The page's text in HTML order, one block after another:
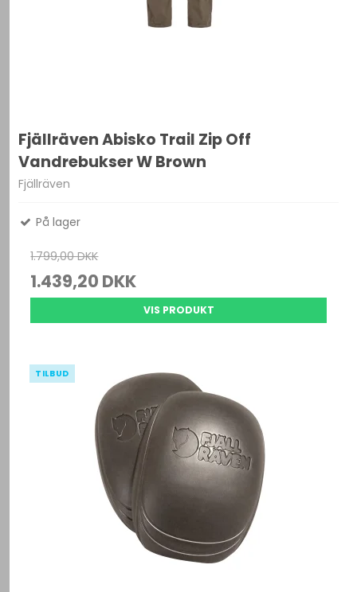
Fjällräven Abisko Trail Zip Off
Vandrebukser W Brown
Fjällräven
På lager
1.799,00 DKK
1.439,20 DKK
VIS PRODUKT
TILBUD